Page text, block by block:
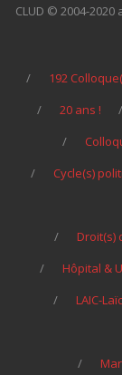
CLUD © 2004-
192
20 ans !
Cycle(s)
Droit(s)
Hôpital &
LAIC-